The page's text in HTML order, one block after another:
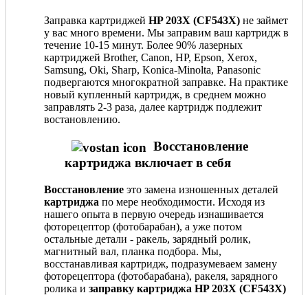
Заправка картриджей HP 203X (CF543X) не займет
у вас много времени. Мы заправим ваш картридж в
течение 10-15 минут. Более 90% лазерных
картриджей Brother, Canon, HP, Epson, Xerox,
Samsung, Oki, Sharp, Konica-Minolta, Panasonic
подвергаются многократной заправке. На практике
новый купленный картридж, в среднем можно
заправлять 2-3 раза, далее картридж подлежит
востановлению.
Восстановление
картриджа включает в себя
Восстановление это замена изношенных деталей
картриджа по мере необходимости. Исходя из
нашего опыта в первую очередь изнашивается
фоторецептор (фотобарабан), а уже потом
остальные детали - ракель, зарядный ролик,
магнитный вал, планка подбора. Мы,
восстанавливая картридж, подразумеваем замену
фоторецептора (фотобарабана), ракеля, зарядного
ролика и заправку картриджа HP 203X (CF543X)